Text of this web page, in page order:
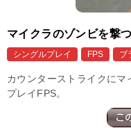
マイクラのゾンビを撃
シングルプレイ FPS ブ
カウンターストライクに
プレイFPS。